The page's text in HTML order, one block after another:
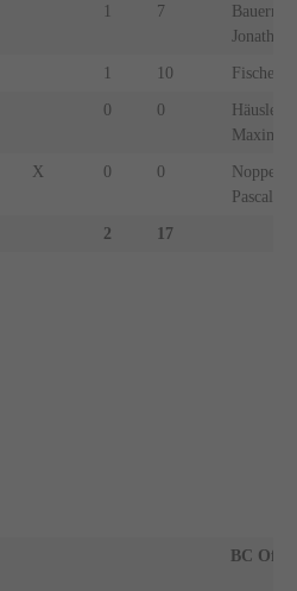
1 7
Jonathan
1 10 Fischer,
0 0
Häusler,
X 0 0
Pascal
2 17
BC